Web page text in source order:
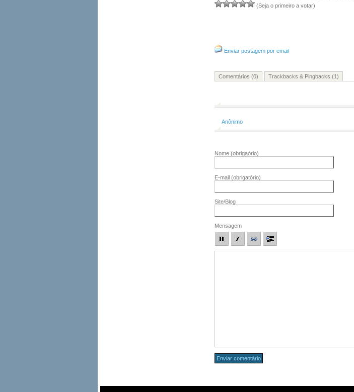
(Seja o primeiro a votar)
Enviar postagem por email
Comentários (0) Trackbacks & Pingbacks (1)
Anônimo
Nome (obrigaório)
E-mail (obrigatório)
Site/Blog
Mensagem